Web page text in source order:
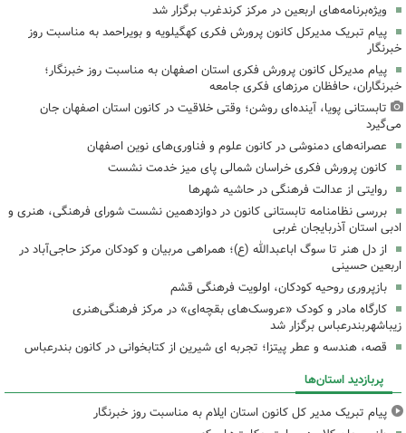
ویژه‌برنامه‌های اربعین در مرکز کرندغرب برگزار شد
پیام تبریک مدیرکل کانون پرورش فکری کهگیلویه و بویراحمد به مناسبت روز
خبرنگار
پیام مدیرکل کانون پرورش فکری استان اصفهان به مناسبت روز خبرنگار؛
خبرنگاران، حافظان مرزهای فکری جامعه
تابستانی پویا، آینده‌ای روشن؛ وقتی خلاقیت در کانون استان اصفهان جان
می‌گیرد
عصرانه‌های دمنوشی در کانون علوم و فناوری‌های نوین اصفهان
کانون پرورش فکری خراسان شمالی پای میز خدمت نشست
روایتی از عدالت فرهنگی در حاشیه شهرها
بررسی نظامنامه تابستانی کانون در دوازدهمین نشست شورای فرهنگی، هنری و
ادبی استان آذربایجان غربی
از دل هنر تا سوگ اباعبدالله (ع)؛ همراهی مربیان و کودکان مرکز حاجی‌آباد در
اربعین حسینی
بازپروری روحیه کودکان، اولویت فرهنگی قشم
کارگاه مادر و کودک «عروسک‌های بقچه‌ای» در مرکز فرهنگی‌هنری
زیباشهربندرعباس برگزار شد
قصه، هندسه و عطر پیتزا؛ تجربه ای شیرین از کتابخوانی در کانون بندرعباس
پربازدید استان‌ها
پیام تبریک مدیر کل کانون استان ایلام به مناسبت روز خبرنگار